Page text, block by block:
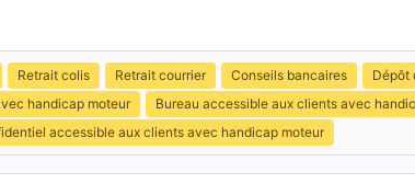
Retrait colis Retrait courrier Conseils bancaires
Dépôt
handicap moteur
Bureau accessible aux clients avec
accessible aux clients avec handicap moteur